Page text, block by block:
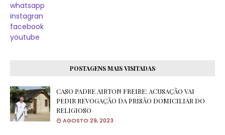
whatsapp
instagran
facebook
youtube
POSTAGENS MAIS VISITADAS
CASO PADRE AIRTON FREIRE: ACUSAÇÃO VAI
PEDIR REVOGAÇÃO DA PRISÃO DOMICILIAR DO
RELIGIOSO
AGOSTO 29, 2023